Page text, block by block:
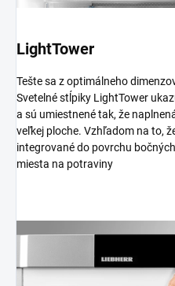
LightTower
Tešte sa z optimálneho
Svetelné stĺpiky LightTower
a sú umiestnené tak, že
veľkej ploche. Vzhľadom na to,
integrované do povrchu
miesta na potraviny